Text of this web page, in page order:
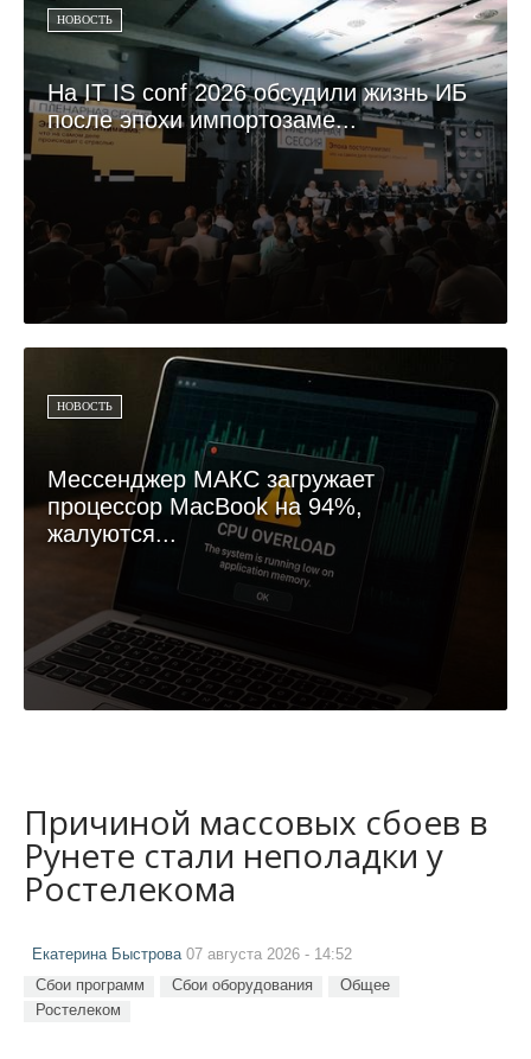
НОВОСТЬ
На IT IS conf 2026 обсудили жизнь ИБ
после эпохи импортозаме...
НОВОСТЬ
Мессенджер МАКС загружает
процессор MacBook на 94%,
жалуются...
Причиной массовых сбоев в
Рунете стали неполадки у
Ростелекома
Екатерина Быстрова 07 августа 2026 - 14:52
Сбои программ Сбои оборудования
Общее
Ростелеком